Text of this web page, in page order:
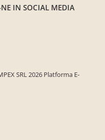
NE IN SOCIAL MEDIA
SRL 2026 Platforma E-